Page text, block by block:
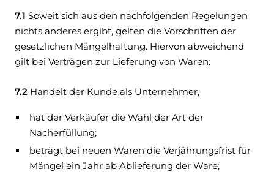
7.1 Soweit sich aus den nachfolgenden Regelungen
nichts anderes ergibt, gelten die Vorschriften der
gesetzlichen Mängelhaftung. Hiervon abweichend
gilt bei Verträgen zur Lieferung von Waren:
7.2 Handelt der Kunde als Unternehmer,
hat der Verkäufer die Wahl der Art der
Nacherfüllung;
beträgt bei neuen Waren die Verjährungsfrist für
Mängel ein Jahr ab Ablieferung der Ware;